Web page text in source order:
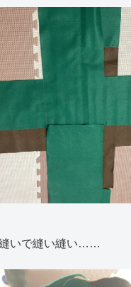
縫いで縫い縫い……